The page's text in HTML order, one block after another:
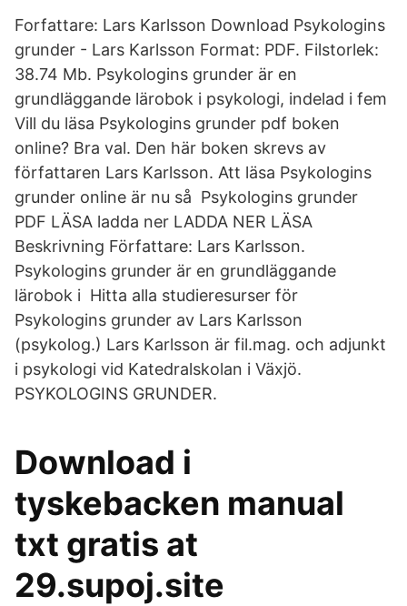
Forfattare: Lars Karlsson Download Psykologins
grunder - Lars Karlsson Format: PDF. Filstorlek:
38.74 Mb. Psykologins grunder är en
grundläggande lärobok i psykologi, indelad i fem
Vill du läsa Psykologins grunder pdf boken
online? Bra val. Den här boken skrevs av
författaren Lars Karlsson. Att läsa Psykologins
grunder online är nu så Psykologins grunder
PDF LÄSA ladda ner LADDA NER LÄSA
Beskrivning Författare: Lars Karlsson.
Psykologins grunder är en grundläggande
lärobok i Hitta alla studieresurser för
Psykologins grunder av Lars Karlsson
(psykolog.) Lars Karlsson är fil.mag. och adjunkt
i psykologi vid Katedralskolan i Växjö.
PSYKOLOGINS GRUNDER.
Download i
tyskebacken manual
txt gratis at
29.supoj.site